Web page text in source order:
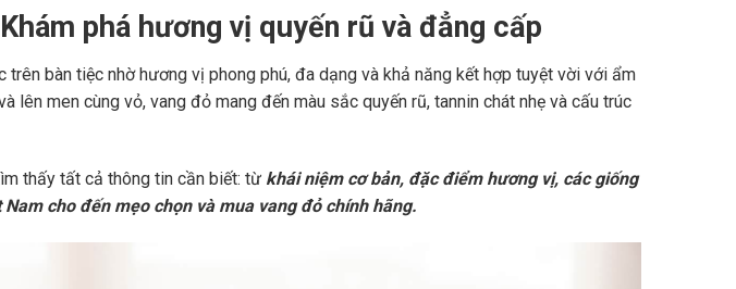
phá hương vị quyến rũ và đẳng cấp
bàn tiệc nhờ hương vị phong phú, đa dạng và khả năng kết hợp tuyệt vời với ẩm
lên men cùng vỏ, vang đỏ mang đến màu sắc quyến rũ, tannin chát nhẹ và cấu trúc
thấy tất cả thông tin cần biết: từ khái niệm cơ bản, đặc điểm hương vị, các giống
cho đến mẹo chọn và mua vang đỏ chính hãng.